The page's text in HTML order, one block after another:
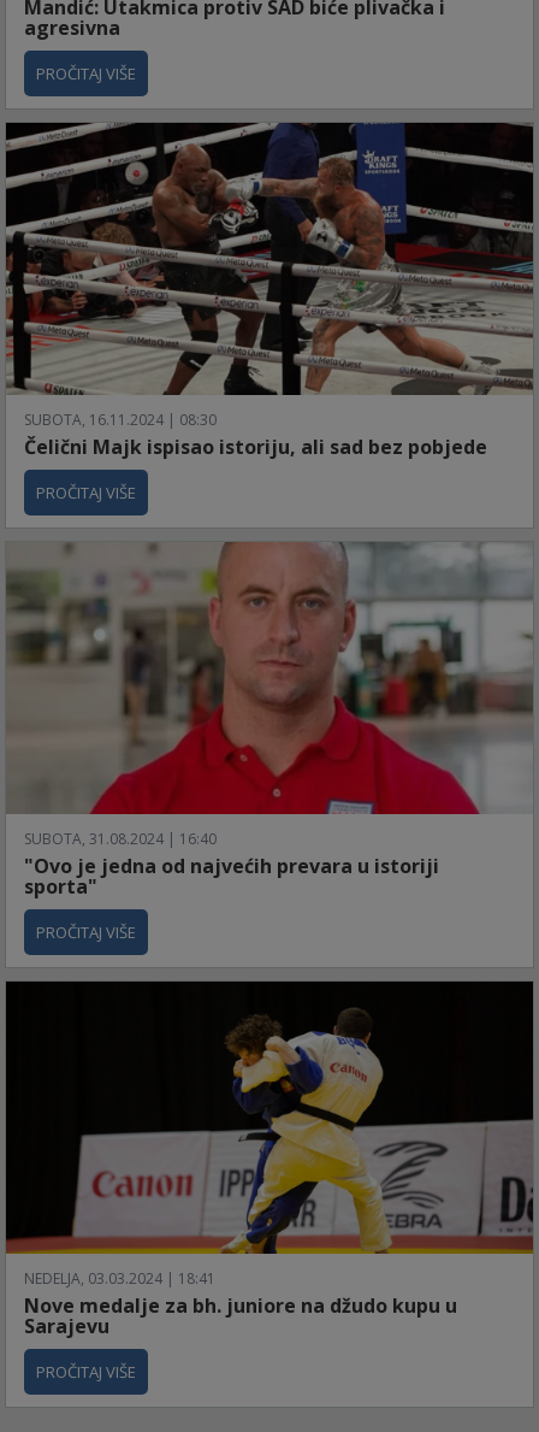
Mandić: Utakmica protiv SAD biće plivačka i
agresivna
PROČITAJ VIŠE
SUBOTA, 16.11.2024 | 08:30
Čelični Majk ispisao istoriju, ali sad bez pobjede
PROČITAJ VIŠE
SUBOTA, 31.08.2024 | 16:40
"Ovo je jedna od najvećih prevara u istoriji
sporta"
PROČITAJ VIŠE
NEDELJA, 03.03.2024 | 18:41
Nove medalje za bh. juniore na džudo kupu u
Sarajevu
PROČITAJ VIŠE